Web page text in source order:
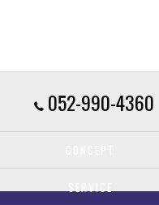
052-990-4360
SERVICE